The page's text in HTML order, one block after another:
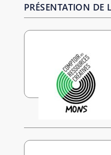
PRÉSENTATION DE